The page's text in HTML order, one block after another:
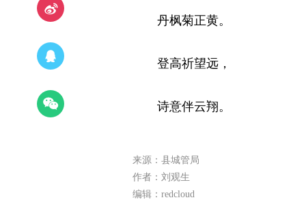
丹枫菊正黄。
登高祈望远，
诗意伴云翔。
来源：县城管局
作者：刘观生
编辑：redcloud